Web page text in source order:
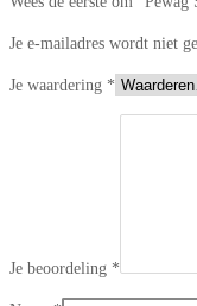
Je e-mailadres wordt niet
Je waardering *
Je beoordeling *